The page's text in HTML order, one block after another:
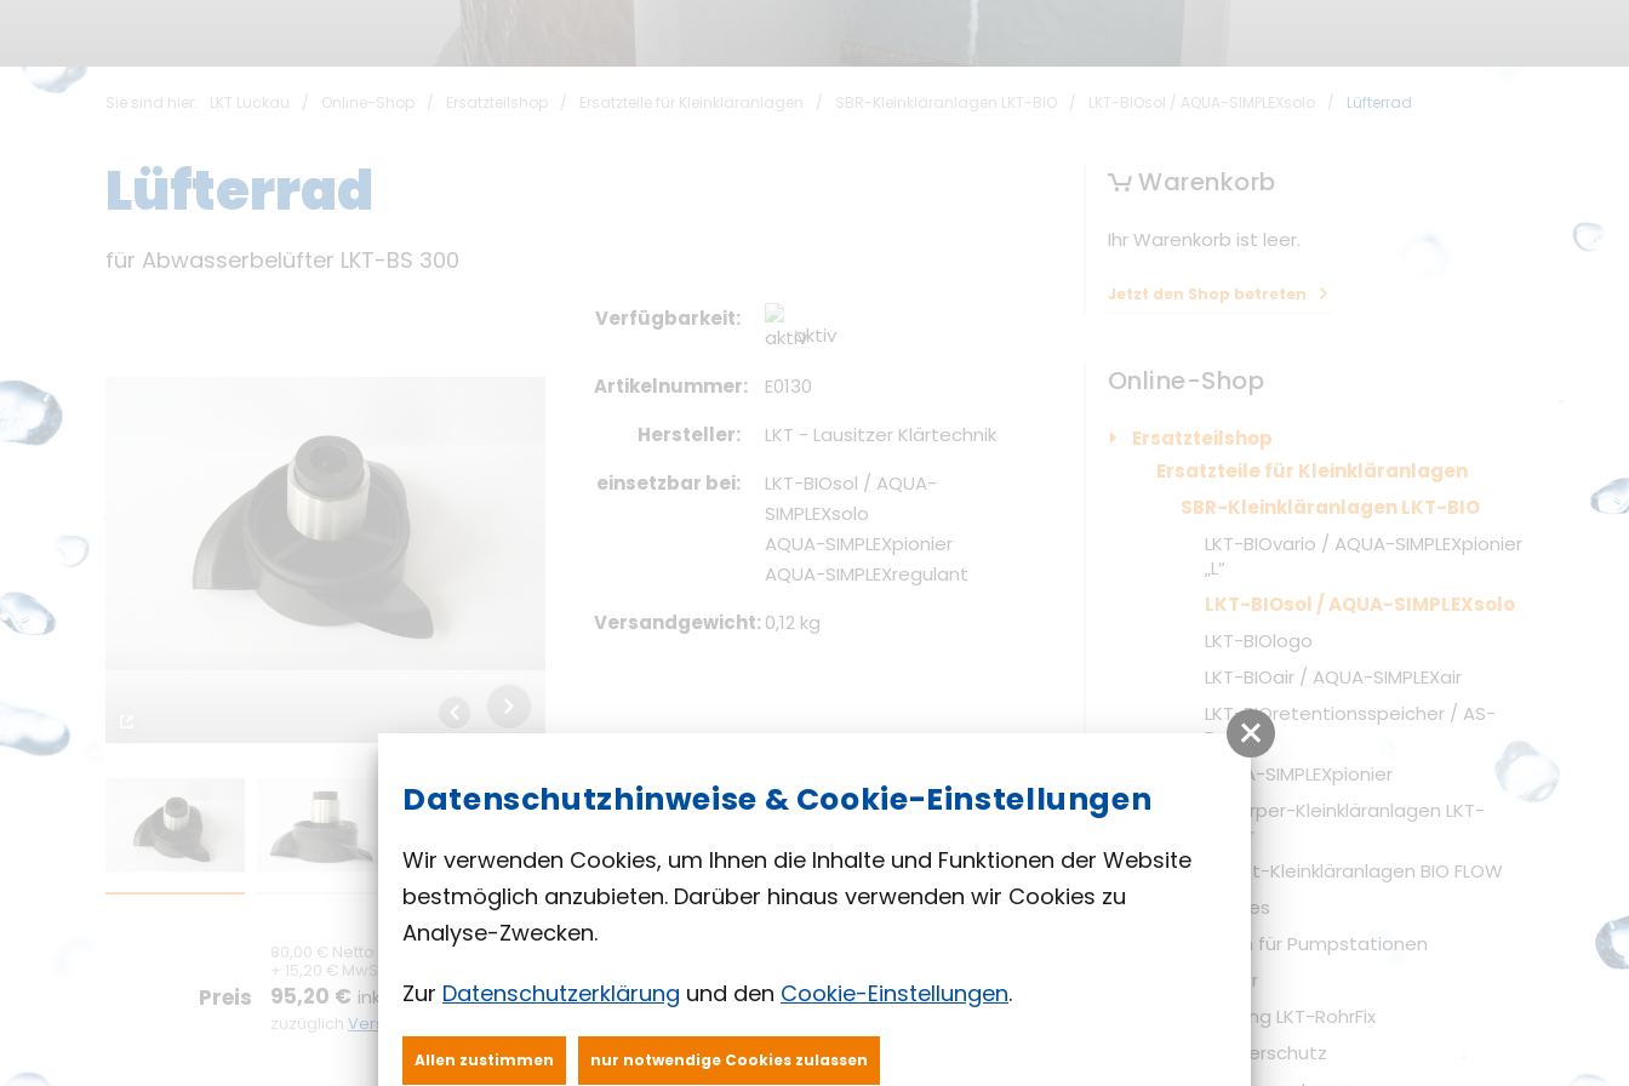
Sie sind hier: LKT Luckau / Online-Shop / Ersatzteilshop / Ersatzteile für Kleinkläranlagen / SBR-Kleinkläranlagen LKT-BIO / LKT-BIOsol / AQUA-SIMPLEXsolo / Lüfterrad
Lüfterrad
für Abwasserbelüfter LKT-BS 300
80,00 € Netto
+ 15,20 € MwSt.
Preis 95,20 € inklusive MwSt.
zuzüglichVersandkosten
Verfügbarkeit
aktiv
Artikelnummer
E0130
Hersteller
LKT - Lausitzer Klärtechnik
einsetzbar bei
LKT-BIOsol / AQUA-
SIMPLEXsolo
AQUA-SIMPLEXpionier
AQUA-SIMPLEXregulant
Versandgewicht 0,12 kg
Warenkorb
Ihr Warenkorb ist leer.
Jetzt den Shop betreten
Online-Shop
Ersatzteilshop
Ersatzteile für Kleinkläranlagen
SBR-Kleinkläranlagen LKT-BIO
LKT-BIOvario / AQUA-SIMPLEXpionier
„L“
LKT-BIOsol / AQUA-SIMPLEXsolo
LKT-BIOlogo
LKT-BIOair / AQUA-SIMPLEXair
LKT-BIOretentionsspeicher / AS-
Puffer
AQUA-SIMPLEXpionier
Tropfkörper-Kleinkläranlagen LKT-
BIOclear
Festbett-Kleinkläranlagen BIO FLOW
Sonstiges
Armaturen für Pumpstationen
Abscheider
Rohrfixierung LKT-RohrFix
Hochwasserschutz
Datenschutzhinweise & Cookie-Einstellungen
Wir verwenden Cookies, um Ihnen die Inhalte und Funktionen der Website
bestmöglich anzubieten. Darüber hinaus verwenden wir Cookies zu
Analyse-Zwecken.
Zur Datenschutzerklärung und den Cookie-Einstellungen.
Allen zustimmen nur notwendige Cookies zulassen